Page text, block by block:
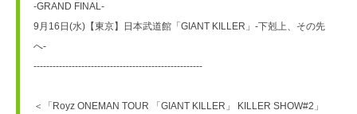
-GRAND FINAL-
9月16日(水)【東京】日本武道館「GIANT KILLER」-下剋上、その先
へ-
-----------------------------------------------------
＜「Royz ONEMAN TOUR 「GIANT KILLER」 KILLER SHOW#2」